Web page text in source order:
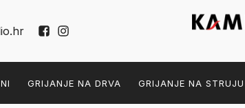
GRIJANJE NA DRVA GRIJANJE NA STRUJU